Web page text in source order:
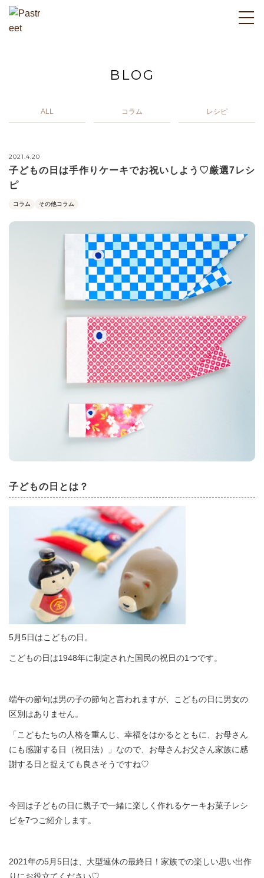
BLOG
ALL コラム レシピ
2021.4.20
子どもの日は手作りケーキでお祝いしよう♡厳選7レシ
ピ
コラム その他コラム
子どもの日とは？
5月5日はこどもの日。
こどもの日は1948年に制定された国民の祝日の1つです。
端午の節句は男の子の節句と言われますが、こどもの日に男女の
区別はありません。
「こどもたちの人格を重んじ、幸福をはかるとともに、お母さん
にも感謝する日（祝日法）」なので、お母さんお父さん家族に感
謝する日と捉えても良さそうですね♡
今回は子どもの日に親子で一緒に楽しく作れるケーキお菓子レシ
ピを7つご紹介します。
2021年の5月5日は、大型連休の最終日！家族での楽しい思い出作